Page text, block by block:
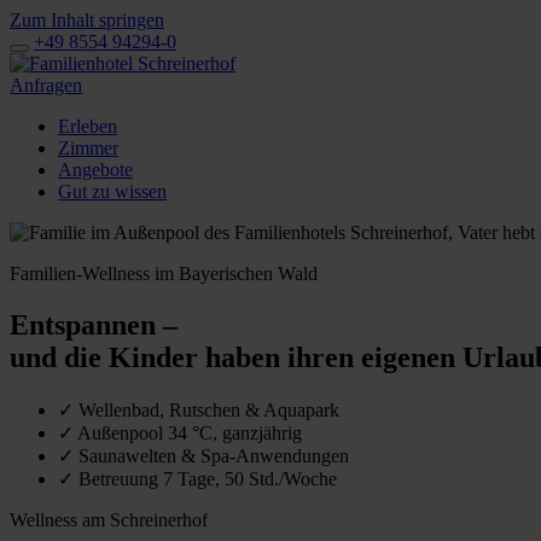
Zum Inhalt springen
+49 8554 94294-0
Anfragen
Erleben
Zimmer
Angebote
Gut zu wissen
Familien-Wellness im Bayerischen Wald
Entspannen –
und die Kinder haben ihren eigenen
✓ Wellenbad, Rutschen & Aquapark
✓ Außenpool 34 °C, ganzjährig
✓ Saunawelten & Spa-Anwendungen
✓ Betreuung 7 Tage, 50 Std./Woche
Wellness am Schreinerhof